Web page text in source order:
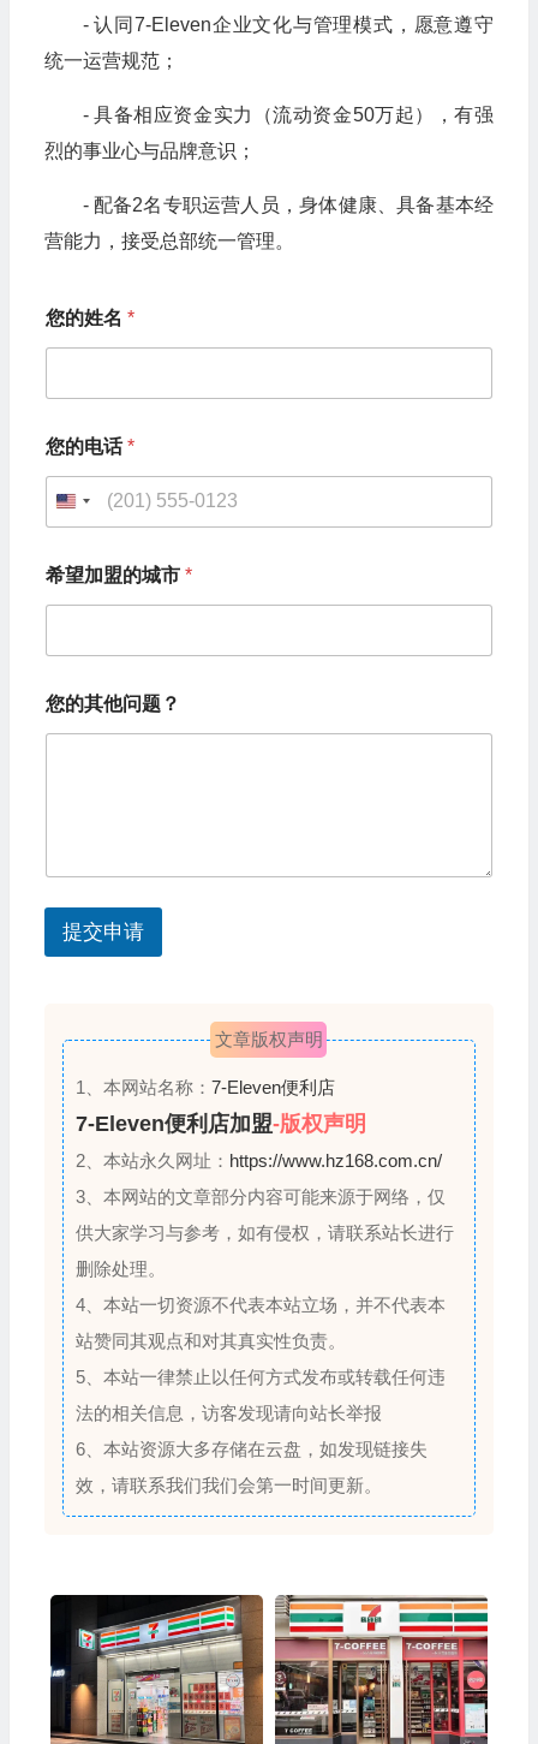
- 认同7-Eleven企业文化与管理模式，愿意遵守
统一运营规范；
- 具备相应资金实力（流动资金50万起），有强
烈的事业心与品牌意识；
- 配备2名专职运营人员，身体健康、具备基本经
营能力，接受总部统一管理。
您的姓名 *
您的电话*
U
i
e
d
e
s
+
*
希
的
城
市
希望加盟的城市 *
您的其他问题？
提交申请
文章版权声明
1、本网站名称： 7-Eleven便利店
7-Eleven便利店加盟-版权声明
2、本站永久网址： https://www.hz168.com.cn/
3、本网站的文章部分内容可能来源于网络，仅
供大家学习与参考，如有侵权，请联系站长进行
删除处理。
4、本站一切资源不代表本站立场，并不代表本
站赞同其观点和对其真实性负责。
5、本站一律禁止以任何方式发布或转载任何违
法的相关信息，访客发现请向站长举报
6、本站资源大多存储在云盘，如发现链接失
效，请联系我们我们会第一时间更新。